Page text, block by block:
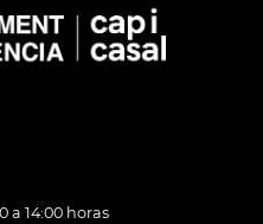
a 14:00 horas